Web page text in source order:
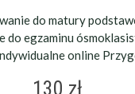
do matury
do egzaminu
online
130 zł